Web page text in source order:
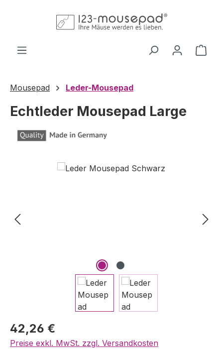
Mousepad Leder-Mousepad
Echtleder Mousepad Large
Bildergalerie überspringen
Regulärer Preis:
42,26 €
Preise exkl. MwSt. zzgl. Versandkosten